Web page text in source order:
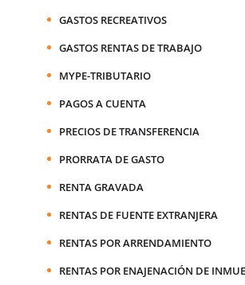
GASTOS RECREATIVOS
GASTOS RENTAS DE TRABAJO
MYPE-TRIBUTARIO
PAGOS A CUENTA
PRECIOS DE TRANSFERENCIA
PRORRATA DE GASTO
RENTA GRAVADA
RENTAS DE FUENTE EXTRANJERA
RENTAS POR ARRENDAMIENTO
RENTAS POR ENAJENACIÓN DE